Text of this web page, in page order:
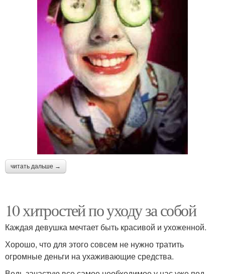
читать дальше →
10 хитростей по уходу за собой
Каждая девушка мечтает быть красивой и ухоженной.
Хорошо, что для этого совсем не нужно тратить
огромные деньги на ухаживающие средства.